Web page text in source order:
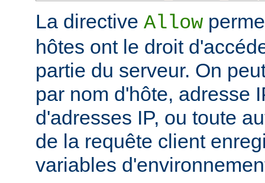
La directive Allow
hôtes ont le droit
partie du serveur. On
par nom d'hôte, adresse
d'adresses IP, ou toute
de la requête client
variables